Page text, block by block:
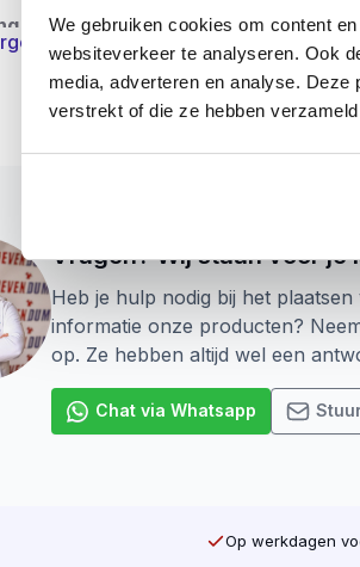
We gebruiken cookies om content
websiteverkeer te analyseren. Ook
media, adverteren en analyse.
verstrekt of die ze hebben
van bevestigingsmiddelen die een
Vragen? Wij staan voor je
Heb je hulp nodig bij het
informatie onze producten?
op. Ze hebben altijd wel een
Chat via Whatsapp
Op werkdagen